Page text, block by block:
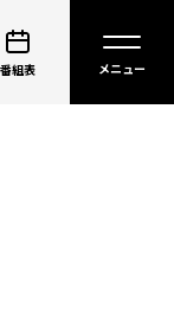
番組表